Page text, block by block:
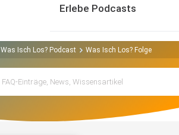
Erlebe Podcasts
Was Isch Los? Podcast Was Isch Los? Folge 107 -